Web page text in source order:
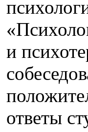
и
ответы